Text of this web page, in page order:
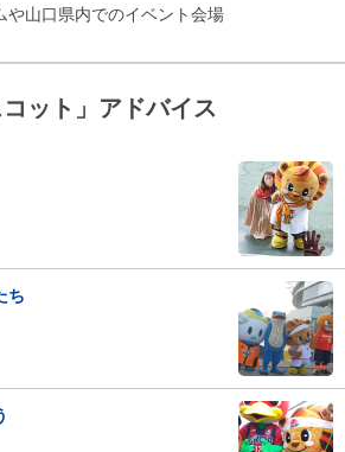
や山口県内でのイベント会場
ット」アドバイス
ち